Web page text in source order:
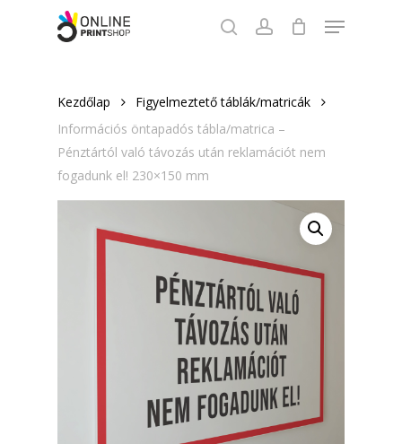
searchaccount
Menu
Kezdőlap
Figyelmeztető táblák/matricák
Információs öntapadós tábla/matrica –
Pénztártól való távozás után reklamációt nem
fogadunk el! 230×150 mm